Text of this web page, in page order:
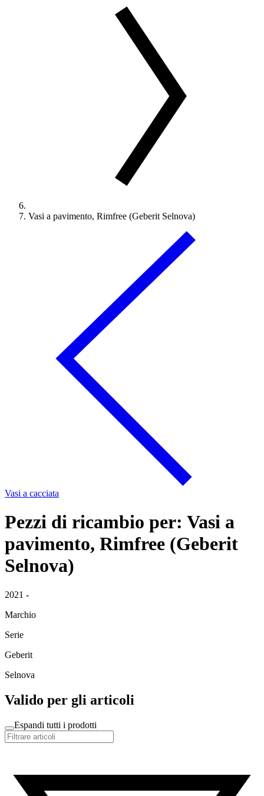
Vasi a pavimento, Rimfree (Geberit Selnova)
Vasi a cacciata
Pezzi di ricambio per: Vasi a
pavimento, Rimfree (Geberit
Selnova)
2021 -
Marchio
Serie
Geberit
Selnova
Valido per gli articoli
Espandi tutti i prodotti